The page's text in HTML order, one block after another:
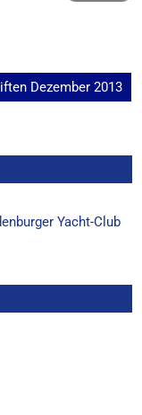
Dezember 2013
Yacht-Club